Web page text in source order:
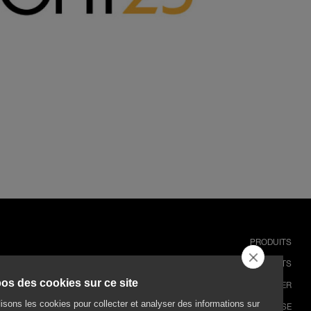
PRODUITS
PROJETS
TÉLÉCHARGER
ENTREPRISE
des cookies sur ce site
les cookies pour collecter et analyser des informations sur